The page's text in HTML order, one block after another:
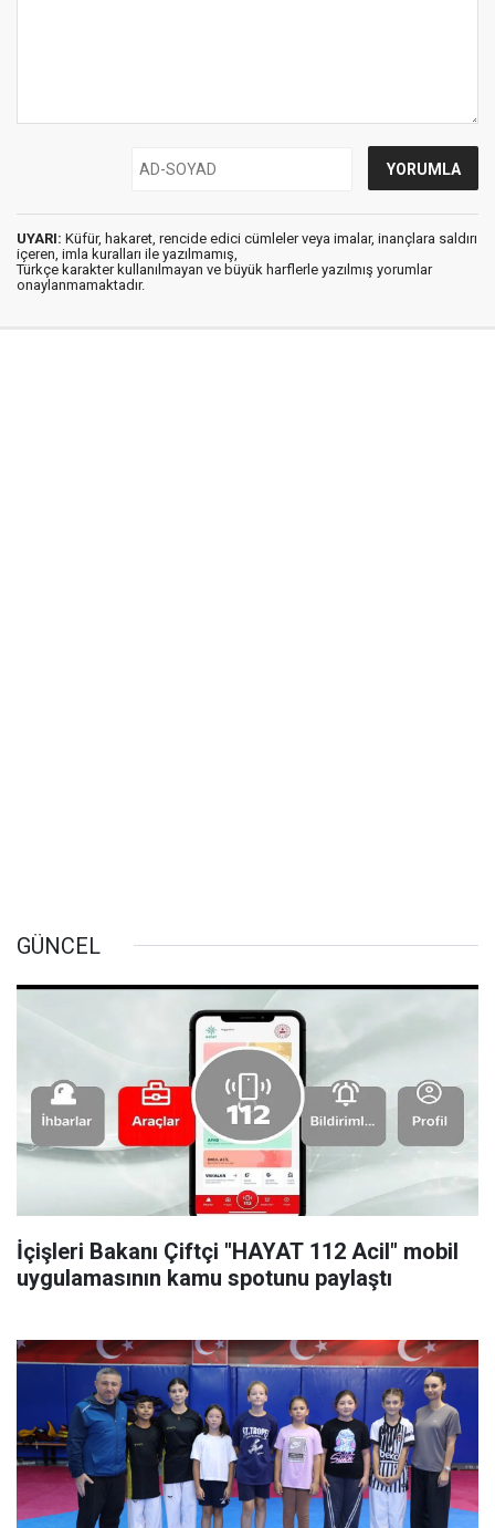
UYARI: Küfür, hakaret, rencide edici cümleler veya imalar, inançlara saldırı
içeren, imla kuralları ile yazılmamış,
Türkçe karakter kullanılmayan ve büyük harflerle yazılmış yorumlar
onaylanmamaktadır.
GÜNCEL
İçişleri Bakanı Çiftçi "HAYAT 112 Acil" mobil
uygulamasının kamu spotunu paylaştı